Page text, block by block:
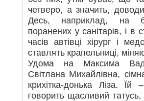
четверо, а значить,
Десь, наприклад, на
поранених у санітарів, і в
часів автівці хірург і
ставлять крапельниці,
Удома на Максима
Світлана Михайлівна,
крихітка-донька Ліза.
говорить щасливий